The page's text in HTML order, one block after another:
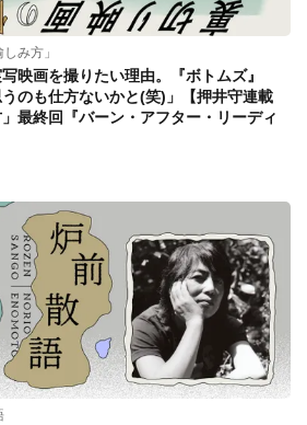
み方」
映画を撮りたい理由。『ボトムズ』
のも仕方ないかと(笑)」【押井守連載
」最終回『バーン・アフター・リーディ